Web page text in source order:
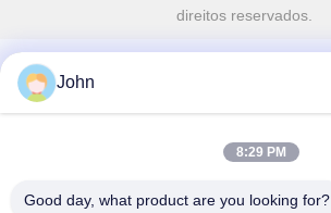
direitos reservados.
John
8:29 PM
Good day, what product are you looking for?